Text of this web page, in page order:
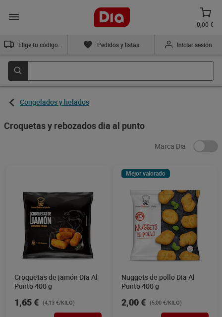
0,00 €
Pedidos y listas Iniciar sesión
Congelados y helados
Croquetas y rebozados dia al punto
Marca Dia
Croquetas de jamón Dia Al
Punto 400 g
1,65 € (4,13 €/KILO)
Mejor valorado
Nuggets de pollo Dia Al
Punto 400 g
2,00 € (5,00 €/KILO)